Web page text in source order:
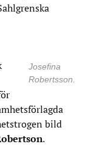
Josefina
Robertsson.
bild
.